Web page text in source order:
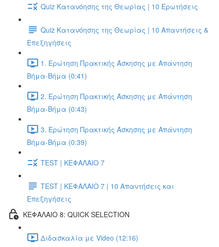
Quiz Κατανόησης της Θεωρίας | 10 Ερωτήσεις
Quiz Κατανόησης της Θεωρίας | 10 Απαντήσεις &
Επεξηγήσεις
1. Ερώτηση Πρακτικής Άσκησης με Απάντηση
Βήμα-Βήμα (0:41)
2. Ερώτηση Πρακτικής Άσκησης με Απάντηση
Βήμα-Βήμα (0:43)
3. Ερώτηση Πρακτικής Άσκησης με Απάντηση
Βήμα-Βήμα (0:39)
TEST | ΚΕΦΑΛΑΙΟ 7
TEST | ΚΕΦΑΛΑΙΟ 7 | 10 Απαντήσεις και
Επεξηγήσεις
ΚΕΦΑΛΑΙΟ 8: QUICK SELECTION
Διδασκαλία με Video (12:16)